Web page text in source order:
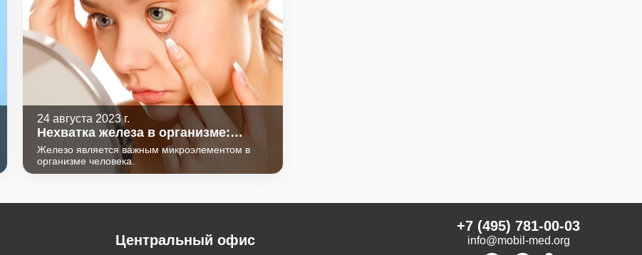
24 августа 2023 г.
Нехватка железа в организме:
признаки, причины, последствия.
Железо является важным микроэлементом в
организме человека.
Центральный офис
+7 (495) 781-00-03
info@mobil-med.org